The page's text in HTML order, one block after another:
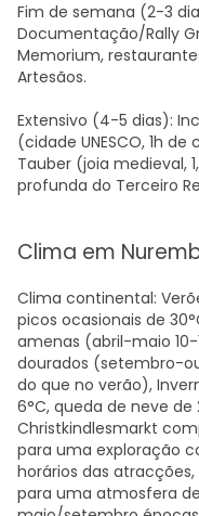
Fim de semana (2-3
Documentação/Rally
Memorium,
Artesãos.
Extensivo (4-5 dias):
(cidade UNESCO, 1h
Tauber (joia medieval,
profunda do Terceiro
Clima em
Clima continental:
picos ocasionais de
amenas (abril-maio 10-
dourados (setembro-
do que no verão),
6°C, queda de neve
Christkindlesmarkt
para uma exploração
horários das
para uma atmosfera